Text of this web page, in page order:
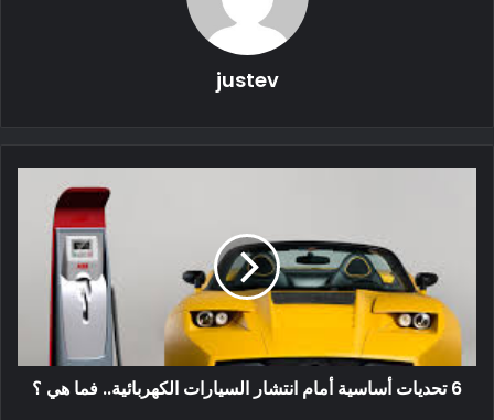
الوحدات في حزم بطاريات CTP (خلية إلى حزمة) ، والتي ستكون
معيار فولكس واجن اعتبارًا من عام 2023 فصاعدًا.
هذا هو العام الذي سيتم فيه بيع أول سيارة بها الخلية الموحدة.
للوصول إلى هناك ، ستمتلك فولكس فاجن ستة مصانع ضخمة في
أوروبا. سيكون لكل منها قدرة 40 جيجاوات ساعة في السنة ، أو
240 جيجاوات ساعة في المجموع. هذا ما تعتقد شركة صناعة
السيارات الألمانية أنها ستحتاج إليه بحلول عام 2030.
سيتم بناء هذه المصانع العملاقة مع شركاء مثل Northvolt و LG و
justev
6 تحديات أساسية أمام انتشار السيارات الكهربائية.. فما هي ؟